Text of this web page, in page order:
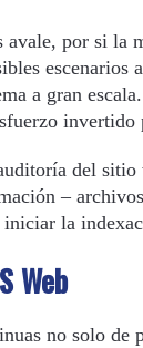
avale, por si la
a gran
del
–
iniciar la
Web
no solo